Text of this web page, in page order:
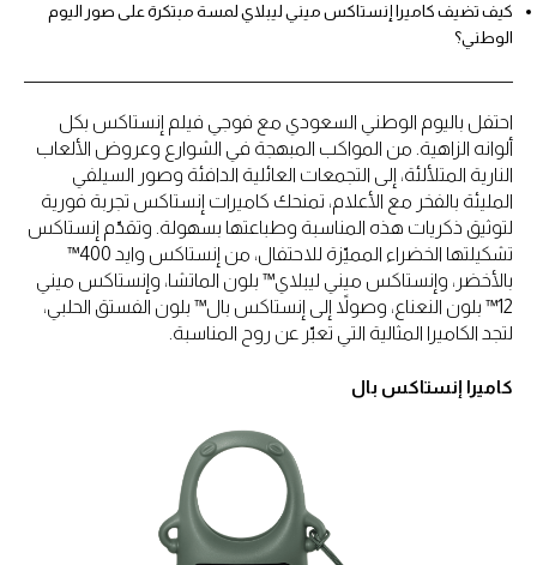
كيف تضيف كاميرا إنستاكس ميني ليبلاي لمسة مبتكرة على صور اليوم
الوطني؟
احتفل باليوم الوطني السعودي مع فوجي فيلم إنستاكس بكل
ألوانه الزاهية. من المواكب المبهجة في الشوارع وعروض الألعاب
النارية المتلألئة، إلى التجمعات العائلية الدافئة وصور السيلفي
المليئة بالفخر مع الأعلام، تمنحك كاميرات إنستاكس تجربة فورية
لتوثيق ذكريات هذه المناسبة وطباعتها بسهولة. وتقدّم إنستاكس
تشكيلتها الخضراء المميّزة للاحتفال، من إنستاكس وايد 400™
بالأخضر، وإنستاكس ميني ليبلاي™ بلون الماتشا، وإنستاكس ميني
12™ بلون النعناع، وصولاً إلى إنستاكس بال™ بلون الفستق الحلبي،
لتجد الكاميرا المثالية التي تعبّر عن روح المناسبة.
كاميرا إنستاكس بال